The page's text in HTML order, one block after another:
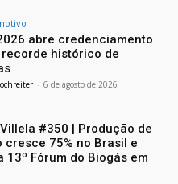
abre credenciamento
histórico de
- 6 de agosto de 2026
#350 | Produção de
cresce 75% no Brasil e
13º Fórum do Biogás em